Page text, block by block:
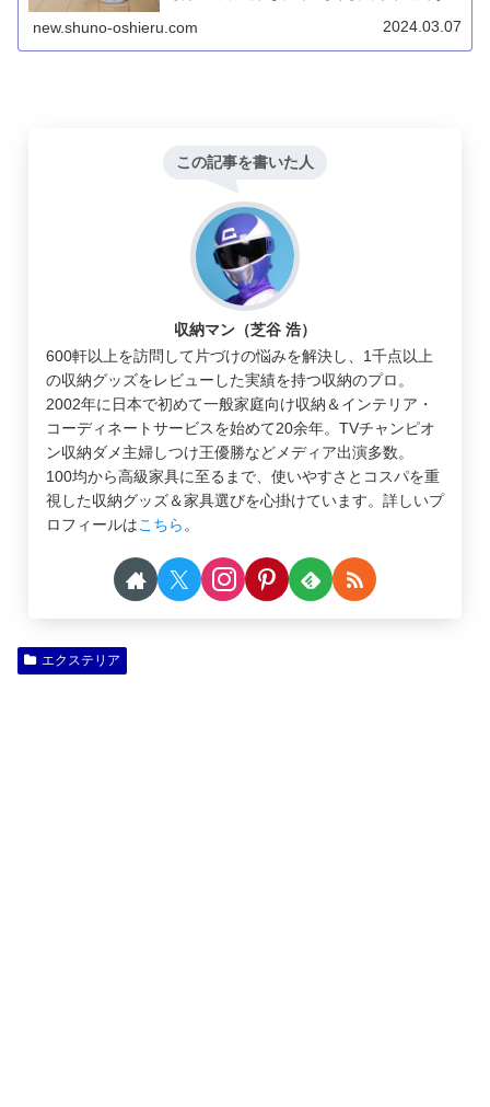
new.shuno-oshieru.com 2024.03.07
この記事を書いた人
収納マン（芝谷 浩）
600軒以上を訪問して片づけの悩みを解決し、1千点以上
の収納グッズをレビューした実績を持つ収納のプロ。
2002年に日本で初めて一般家庭向け収納＆インテリア・
コーディネートサービスを始めて20余年。TVチャンピオ
ン収納ダメ主婦しつけ王優勝などメディア出演多数。
100均から高級家具に至るまで、使いやすさとコスパを重
視した収納グッズ＆家具選びを心掛けています。詳しいプ
ロフィールはこちら 。
エクステリア